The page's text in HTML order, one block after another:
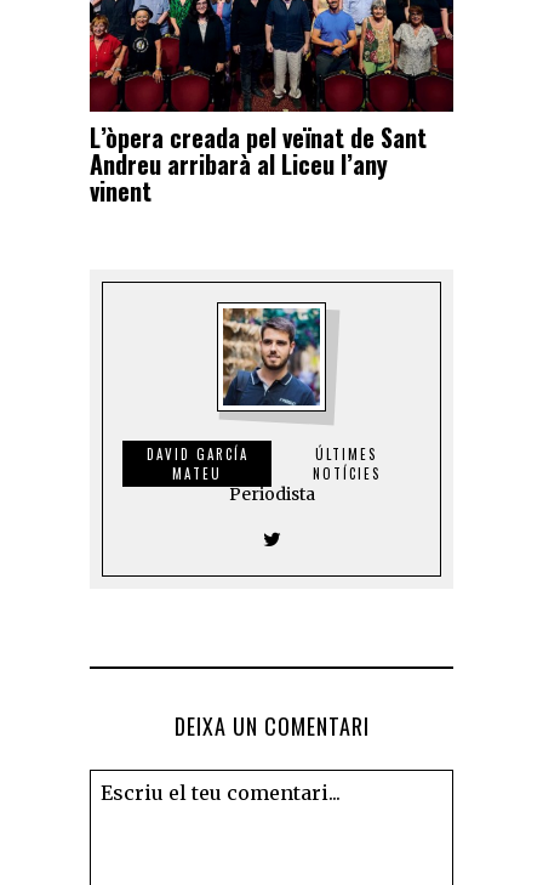
L’òpera creada pel veïnat de Sant
Andreu arribarà al Liceu l’any
vinent
DAVID GARCÍA
MATEU
ÚLTIMES
NOTÍCIES
Periodista
DEIXA UN COMENTARI